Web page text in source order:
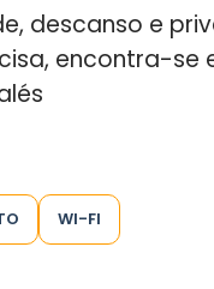
descanso e
encontra-se
WI-FI